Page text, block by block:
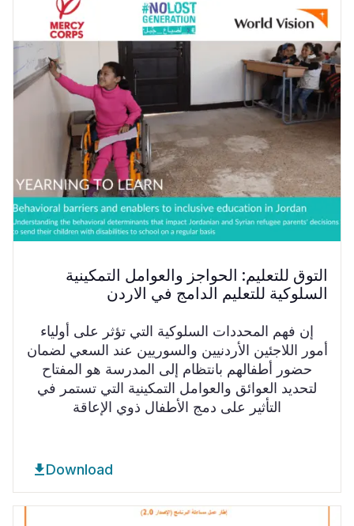
التوق للتعليم: الحواجز والعوامل التمكينية
السلوكية للتعليم الدامج في الاردن
إن فهم المحددات السلوكية التي تؤثر على أولياء
أمور اللاجئين الأردنيين والسوريين عند السعي لضمان
حضور أطفالهم بانتظام إلى المدرسة هو المفتاح
لتحديد العوائق والعوامل التمكينية التي تستمر في
التأثير على دمج الأطفال ذوي الإعاقة
Download